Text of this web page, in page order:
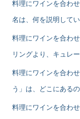
料理にワインを合わ
名は、何を説明して
料理にワインを合わ
リングより、キュレ
料理にワインを合わ
う」は、どこにある
料理にワインを合わ